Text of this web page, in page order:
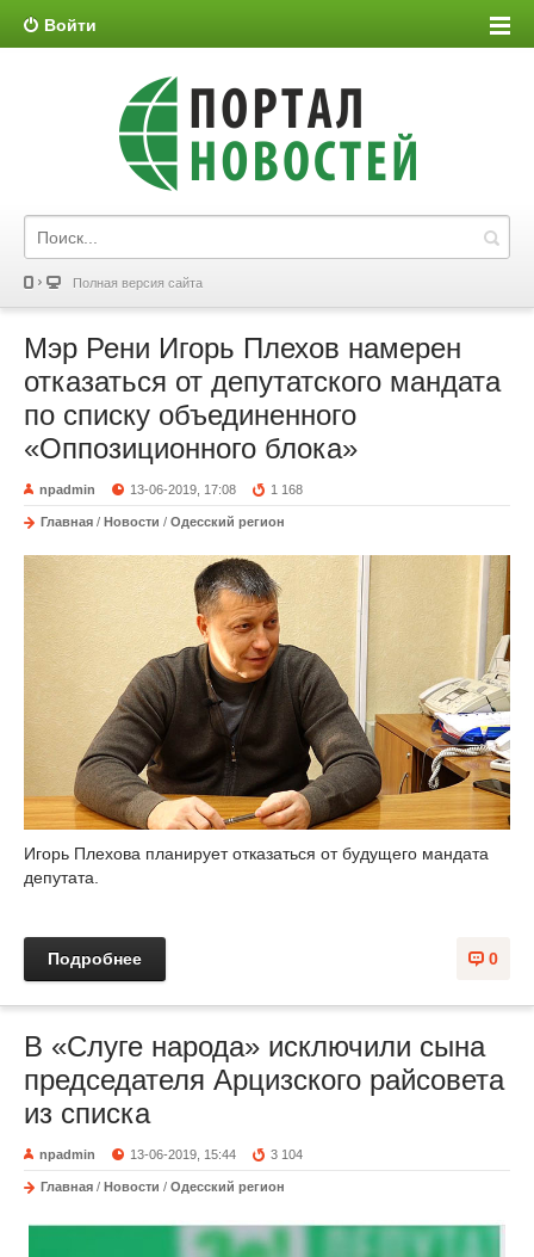
Войти
Полная версия сайта
Мэр Рени Игорь Плехов намерен
отказаться от депутатского мандата
по списку объединенного
«Оппозиционного блока»
npadmin 13-06-2019, 17:08 1 168
Главная / Новости / Одесский регион
Игорь Плехова планирует отказаться от будущего мандата
депутата.
0
Подробнее
В «Слуге народа» исключили сына
председателя Арцизского райсовета
из списка
npadmin 13-06-2019, 15:44 3 104
Главная / Новости / Одесский регион